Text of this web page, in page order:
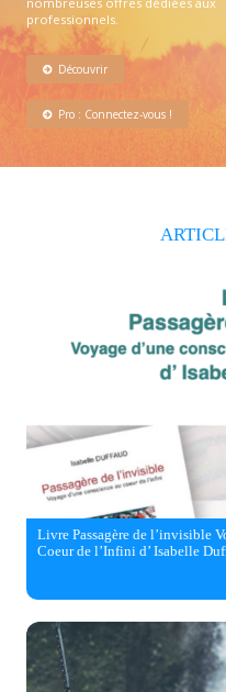
professionnels.
Découvrir
Pro : Connectez-vous !
Livre Passagère de l’invisible
Coeur de l’Infini d’ Isabelle